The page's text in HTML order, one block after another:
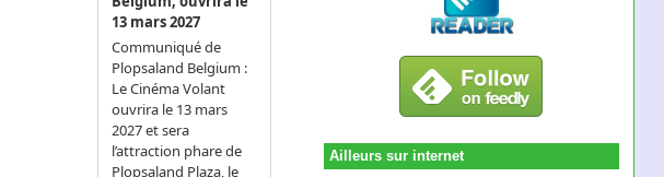
Ailleurs sur internet